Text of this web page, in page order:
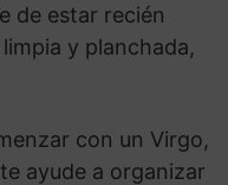
de estar recién
y planchada,
con un Virgo,
ayude a organizar